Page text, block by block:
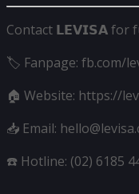
Contact 𝗟𝗘𝗩𝗜𝗦𝗔 for
🏷 Fanpage: fb.com/
🏠 Website: https://
📥 Email:
☎️ Hotline: (02) 6185